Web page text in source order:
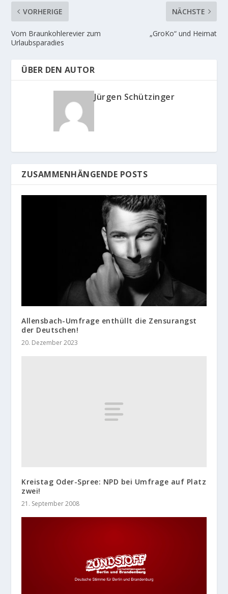
VORHERIGE
Vom Braunkohlerevier zum
Urlaubsparadies
NÄCHSTE
„GroKo“ und Heimat
ÜBER DEN AUTOR
Jürgen Schützinger
ZUSAMMENHÄNGENDE POSTS
Allensbach-Umfrage enthüllt die Zensurangst
der Deutschen!
20. Dezember 2023
Kreistag Oder-Spree: NPD bei Umfrage auf Platz
zwei!
21. September 2008